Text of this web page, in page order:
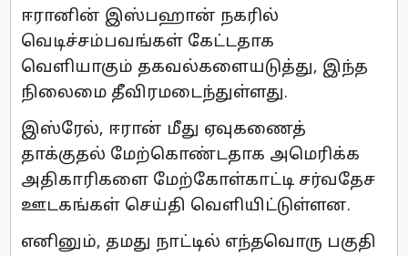
ஈரானின் இஸ்பஹான் நகரில்
வெடிச்சம்பவங்கள் கேட்டதாக
வெளியாகும் தகவல்களையடுத்து, இந்த
நிலைமை தீவிரமடைந்துள்ளது.
இஸ்ரேல், ஈரான் மீது ஏவுகணைத்
தாக்குதல் மேற்கொண்டதாக அமெரிக்க
அதிகாரிகளை மேற்கோள்காட்டி சர்வதேச
ஊடகங்கள் செய்தி வெளியிட்டுள்ளன.
எனினும், தமது நாட்டில் எந்தவொரு பகுதி